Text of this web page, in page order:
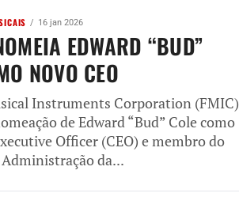
16 jan 2026
EDWARD “BUD”
NOVO CEO
Instruments Corporation (FMIC)
de Edward “Bud” Cole como
Officer (CEO) e membro do
da...